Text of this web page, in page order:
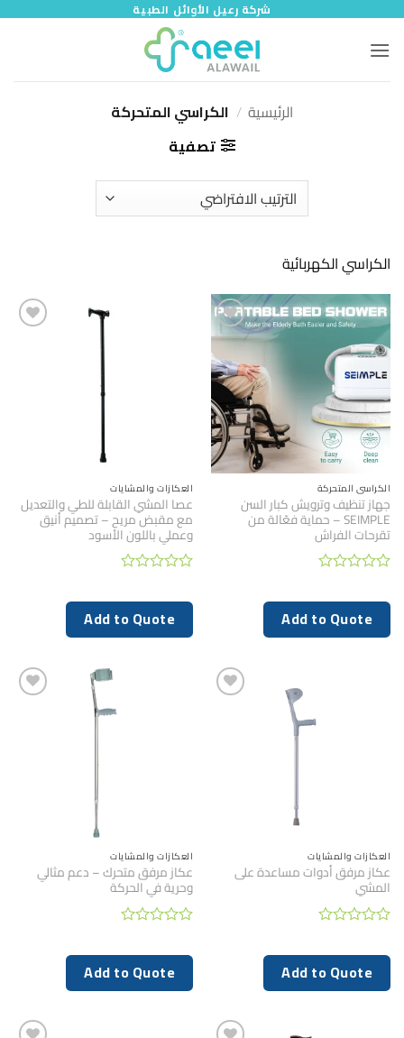
شركة رعيل الأوائل الطبية
الرئيسية / الكراسي المتحركة
تصفية
الكراسي الكهربائية
الكراسي المتحركة
جهاز تنظيف وترويش كبار السن
SEIMPLE – حماية فعّالة من
تقرحات الفراش
0
من
5
Add to Quote
العكازات والمشايات
عصا المشي القابلة للطي والتعديل
مع مقبض مريح – تصميم أنيق
وعملي باللون الأسود
0
من
5
Add to Quote
العكازات والمشايات
عكاز مرفق أدوات مساعدة على
المشي
0
من
5
Add to Quote
العكازات والمشايات
عكاز مرفق متحرك – دعم مثالي
وحرية في الحركة
0
من
5
Add to Quote